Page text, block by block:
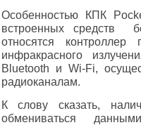
Особенностью КПК
встроенных средств
относятся
инфракрасного
Bluetooth и Wi-Fi,
радиоканалам.
К слову сказать,
обмениваться